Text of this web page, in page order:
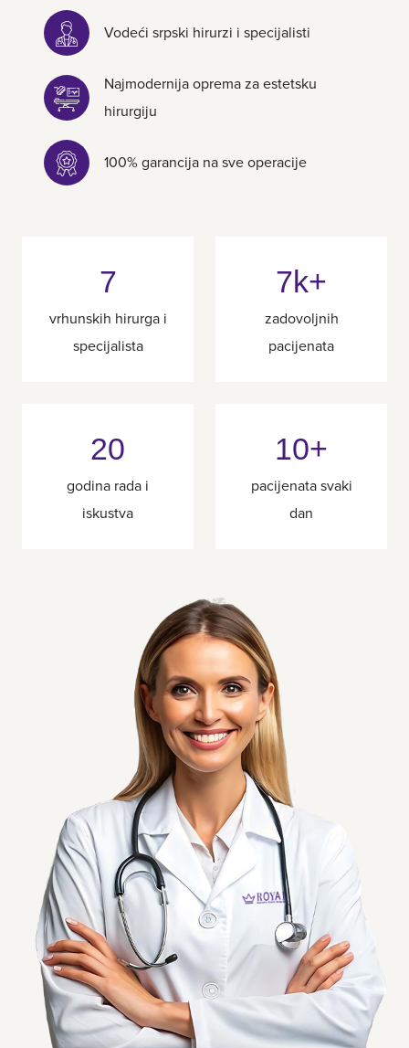
Vodeći srpski hirurzi i specijalisti
Najmodernija oprema za estetsku
hirurgiju
100% garancija na sve operacije
7
vrhunskih hirurga i
specijalista
7k+
zadovoljnih
pacijenata
20
godina rada i
iskustva
10+
pacijenata svaki
dan